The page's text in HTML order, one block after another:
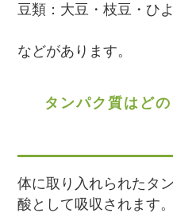
豆類：大豆・枝豆・ひ
などがあります。
タンパク質はど
体に取り入れられたタ
酸として吸収されます。